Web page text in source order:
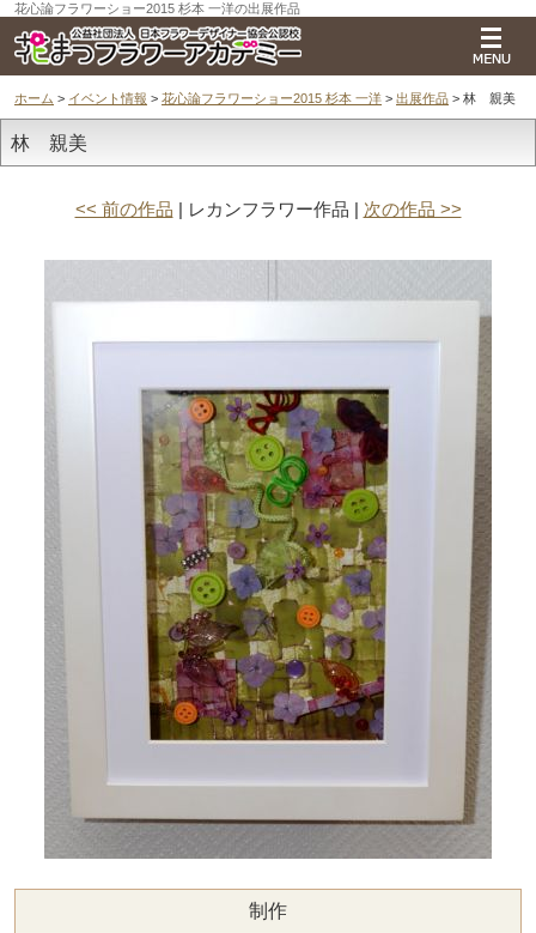
花心論フラワーショー2015 杉本 一洋の出展作品
ホーム > イベント情報 > 花心論フラワーショー2015 杉本 一洋 > 出展作品 > 林 親美
林 親美
<< 前の作品 | レカンフラワー作品 | 次の作品 >>
制作